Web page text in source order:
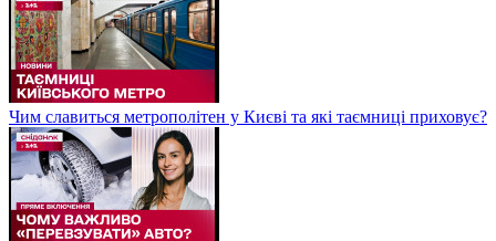
Чим славиться метрополітен у Києві та які таємниці приховує?